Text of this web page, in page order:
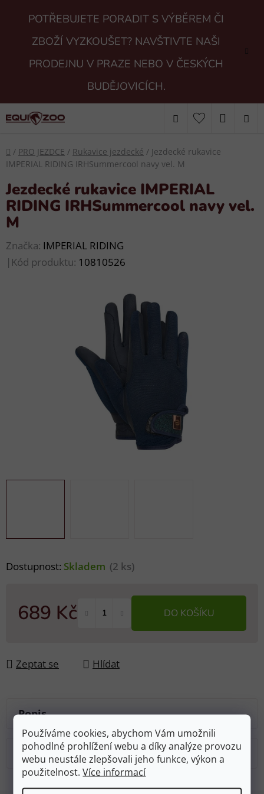
Používáme cookies, abychom Vám umožnili
pohodlné prohlížení webu a díky analýze provozu
webu neustále zlepšovali jeho funkce, výkon a
použitelnost.Více informací
POTŘEBUJETE PORADIT S VÝBĚREM ČI
ZBOŽÍ VYZKOUŠET? NAVŠTIVTE NAŠI
PRODEJNU V PRAZE NEBO V ČESKÝCH
BUDĚJOVICÍCH.
Hledat
Domů
/ PRO JEZDCE / Rukavice jezdecké / Jezdecké rukavice
IMPERIAL RIDING IRHSummercool navy vel. M
Dostupnost: Skladem (2 ks)
689 Kč DO KOŠÍKU
Zeptat se Hlídat
Jezdecké rukavice IMPERIAL
RIDING IRHSummercool navy vel.
M
Značka: IMPERIAL RIDING
| Kód produktu: 10810526
Popis
Diskuze